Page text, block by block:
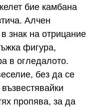
бие камбана
Алчен
знак на отрицание
фигура,
в огледалото.
без да се
пропява, за да